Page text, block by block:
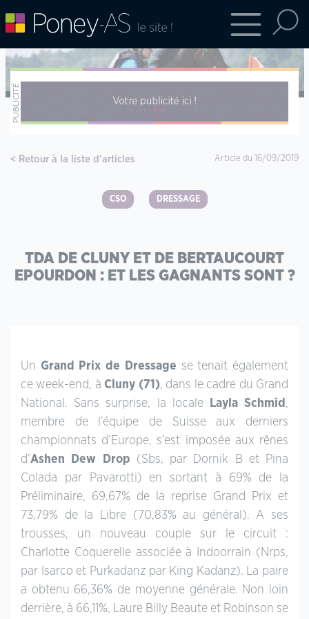
Retour à la liste d'articles Article du 16/09/2019
CSO DRESSAGE
TDA DE CLUNY ET DE BERTAUCOURT
EPOURDON : ET LES GAGNANTS SONT ?
Un Grand Prix de Dressage se tenait également
ce week-end, à Cluny (71), dans le cadre du Grand
National. Sans surprise, la locale
Layla Schmid ,
membre de l’équipe de Suisse aux derniers
championnats d’Europe, s’est imposée aux rênes
d’Ashen Dew Drop (Sbs, par Dornik B et Pina
Colada par Pavarotti) en sortant à 69% de la
Préliminaire, 69,67% de la reprise Grand Prix et
73,79% de la Libre (70,83% au général). A ses
trousses, un nouveau couple sur le circuit :
Charlotte Coquerelle associée à Indoorrain (Nrps,
par Isarco et Purkadanz par King Kadanz). La paire
a obtenu 66,36% de moyenne générale. Non loin
derrière, à 66,11%, Laure Billy Beaute et Robinson se